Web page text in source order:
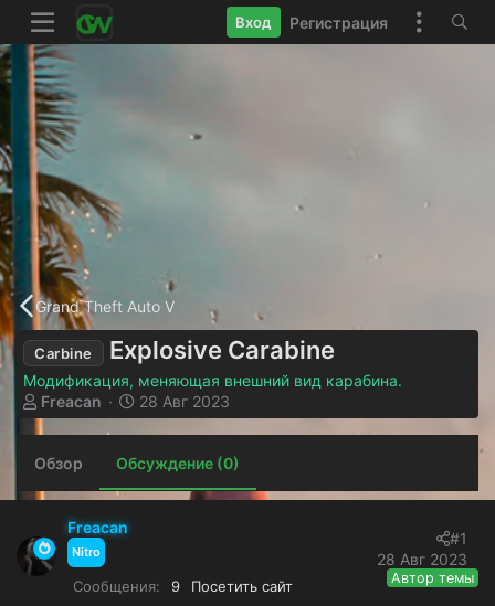
Вход Регистрация
Grand Theft Auto V
Carbine Explosive Carabine
Модификация, меняющая внешний вид карабина.
А
в
о
т
м
ы
Freacan
Д
а
а
н
а
а
28 Авг 2023
Обзор Обсуждение (0)
Freacan
Nitro
Сообщения 9 Посетить сайт
28 Авг 2023
#1
Автор темы